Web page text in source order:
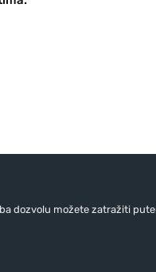
dozvolu možete zatražiti